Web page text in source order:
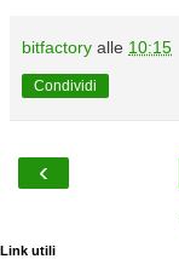
bitfactory alle 10:15
Condividi
‹
Link utili